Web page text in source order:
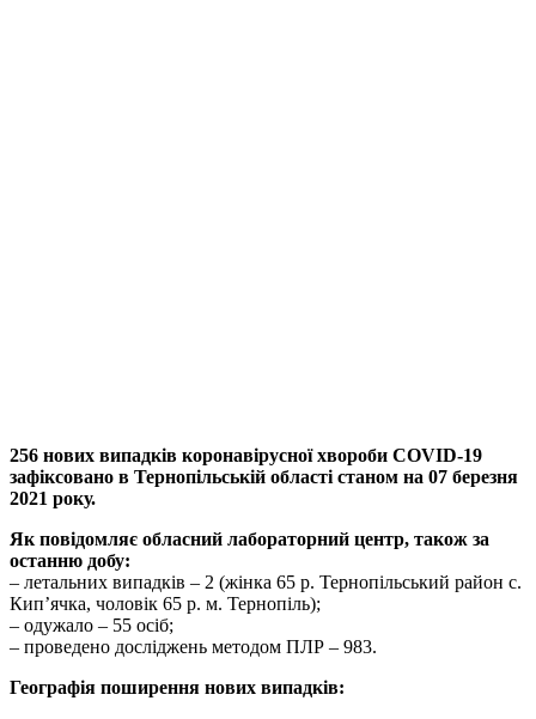
256 нових випадків коронавірусної хвороби COVID-19
зафіксовано в Тернопільській області станом на 07 березня
2021 року.
Як повідомляє обласний лабораторний центр, також за
останню добу:
– летальних випадків – 2 (жінка 65 р. Тернопільський район c.
Кип’ячка, чоловік 65 р. м. Тернопіль);
– одужало – 55 осіб;
– проведено досліджень методом ПЛР – 983.
Географія поширення нових випадків: